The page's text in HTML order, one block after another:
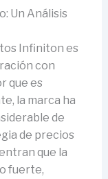
Un Análisis
Infiniton es
con
que es
la marca ha
de
de precios
que la
fuerte,